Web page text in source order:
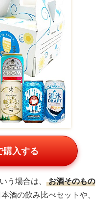
入する
う場合は、
お酒そのもの
酒の飲み比べセットや、